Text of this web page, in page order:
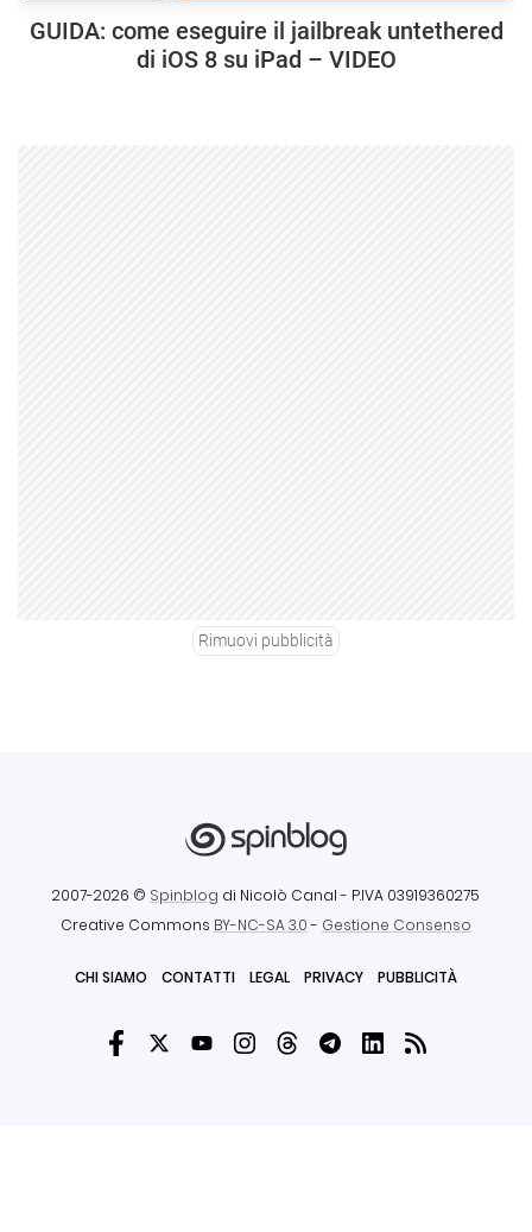
GUIDA: come eseguire il jailbreak untethered
di iOS 8 su iPad – VIDEO
Rimuovi pubblicità
2007-2026 © Spinblog di Nicolò Canal - P.IVA 03919360275
Creative Commons BY-NC-SA 3.0- Gestione Consenso
CHI SIAMO CONTATTI LEGAL PRIVACY PUBBLICITÀ